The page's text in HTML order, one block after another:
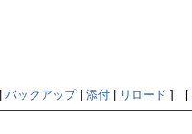
バックアップ| 添付| リロード ] [